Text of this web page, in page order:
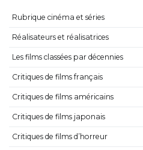
Rubrique cinéma et séries
Réalisateurs et réalisatrices
Les films classées par décennies
Critiques de films français
Critiques de films américains
Critiques de films japonais
Critiques de films d’horreur